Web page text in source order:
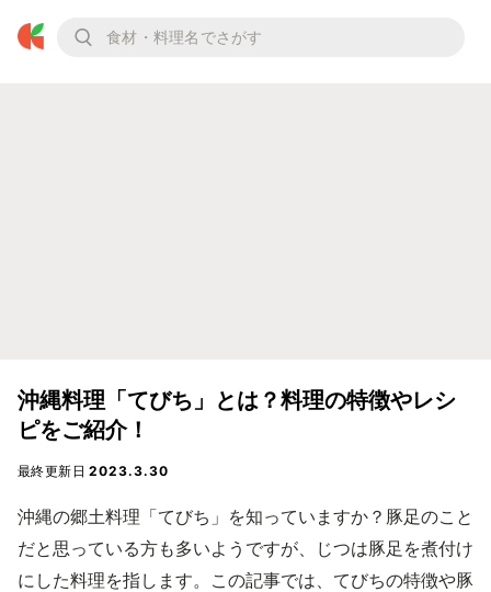
沖縄料理「てびち」とは？料理の特徴やレシ
ピをご紹介！
最終更新日2023.3.30
沖縄の郷土料理「てびち」を知っていますか？豚足のこと
だと思っている方も多いようですが、じつは豚足を煮付け
にした料理を指します。この記事では、てびちの特徴や豚